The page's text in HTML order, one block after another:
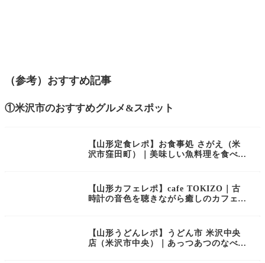
（参考）おすすめ記事
①米沢市のおすすめグルメ&スポット
【山形定食レポ】お食事処 さがえ（米
沢市窪田町）｜美味しい魚料理を食べら
【山形カフェレポ】cafe TOKIZO｜古
時計の音色を聴きながら癒しのカフェタ
【山形うどんレポ】うどん市 米沢中央
店（米沢市中央）｜あっつあつのなべ焼